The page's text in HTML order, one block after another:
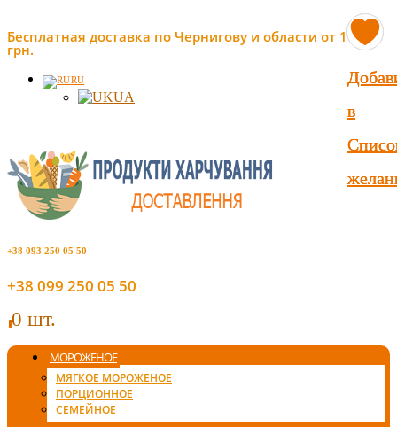
Бесплатная доставка по Чернигову и области от 1000
грн.
RU
UA
+38 093 250 05 50
+38 099 250 05 50
00 шт.
МОРОЖЕНОЕ
МЯГКОЕ МОРОЖЕНОЕ
ПОРЦИОННОЕ
СЕМЕЙНОЕ
в
в
в